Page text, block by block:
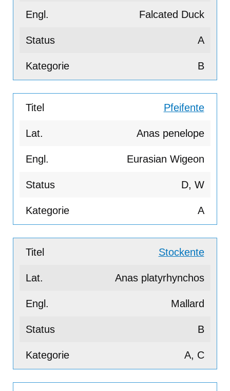
Falcated Duck
A
B
Pfeifente
Anas penelope
Eurasian Wigeon
D, W
A
Stockente
Anas platyrhynchos
Mallard
B
A, C